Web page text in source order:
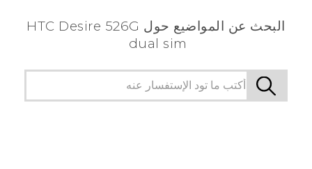
البحث عن المواضيع حول HTC Desire 526G
dual sim